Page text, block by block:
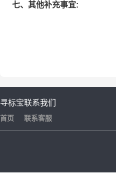
七、其他补充事宜:
寻标宝
首页
联系我们
联系客服